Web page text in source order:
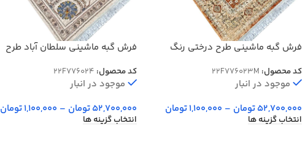
فرش گبه ماشینی طرح درختی رنگ
کد محصول: 22F776023M
موجود در انبار
52,700,000تومان –
1,100,000تومان
انتخاب گزینه ها
فرش گبه ماشینی سلطان آباد طرح
کد محصول: 22F776024
موجود در انبار
52,700,000تومان –
1,100,000تومان
انتخاب گزینه ها